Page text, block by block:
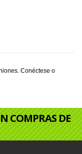
Conéctese o
COMPRAS DE